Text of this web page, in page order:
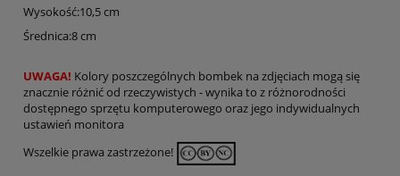
Wysokość:10,5 cm
Średnica:8 cm
UWAGA! Kolory poszczególnych bombek na zdjęciach mogą się
znacznie różnić od rzeczywistych - wynika to z różnorodności
dostępnego sprzętu komputerowego oraz jego indywidualnych
ustawień monitora
Wszelkie prawa zastrzeżone!